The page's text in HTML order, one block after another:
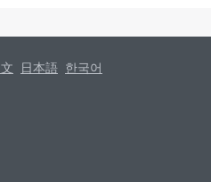
日本語 한국어